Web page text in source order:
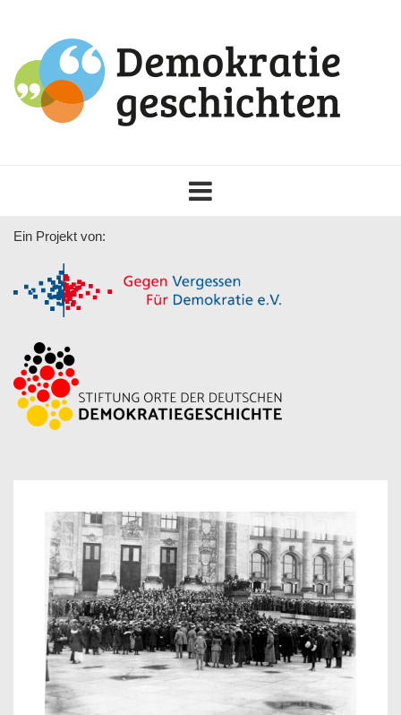
navigation
Ein Projekt von: